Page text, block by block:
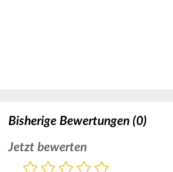
Bisherige Bewertungen (0)
Jetzt bewerten
Bewertung
5
4
3
2
1